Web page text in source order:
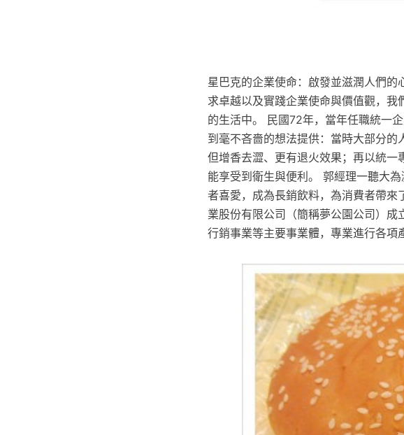
星巴克的企業使命：啟發並滋潤人們
求卓越以及實踐企業使命與價值觀，
的生活中。 民國72年，當年任職統一
到毫不吝嗇的想法提供：當時大部分
但增香去澀、更有退火效果；再以統
能享受到衛生與便利。 郭經理一聽大
者喜愛，成為長銷飲料，為消費者帶
業股份有限公司（簡稱夢公園公司）
行銷事業等主要事業體，專業進行各項